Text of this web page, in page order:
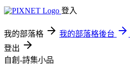
登入
我的部落格 我的部落格後台
登出
自創-詩集小品